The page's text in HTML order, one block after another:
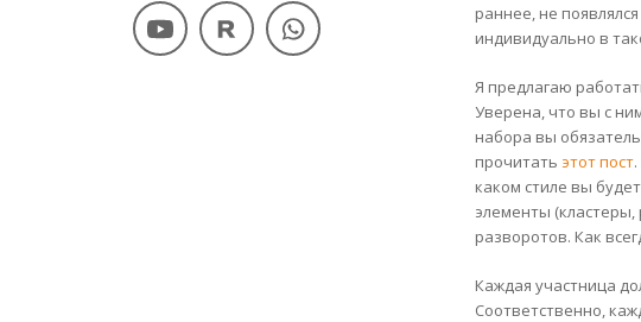
раннее, не
индивидуально в
Я предлагаю
Уверена, что вы с
набора вы
прочитать этот пост
каком стиле вы
элементы
разворотов. Как
Каждая участница
Соответственно,